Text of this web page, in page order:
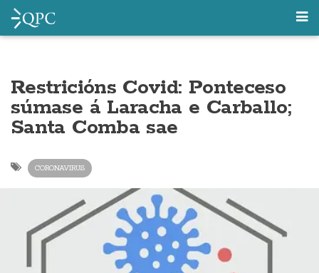
Restricións Covid: Ponteceso
súmase á Laracha e Carballo;
Santa Comba sae
CORONAVIRUS